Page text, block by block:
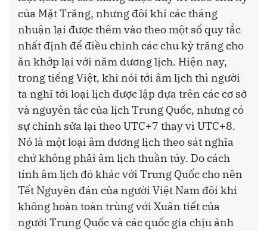
của Mặt Trăng, nhưng đôi khi các tháng
nhuận lại được thêm vào theo một số quy tắc
nhất định để điều chỉnh các chu kỳ trăng cho
ăn khớp lại với năm dương lịch. Hiện nay,
trong tiếng Việt, khi nói tới âm lịch thì người
ta nghĩ tới loại lịch được lập dựa trên các cơ sở
và nguyên tắc của lịch Trung Quốc, nhưng có
sự chỉnh sửa lại theo UTC+7 thay vì UTC+8.
Nó là một loại âm dương lịch theo sát nghĩa
chứ không phải âm lịch thuần túy. Do cách
tính âm lịch đó khác với Trung Quốc cho nên
Tết Nguyên đán của người Việt Nam đôi khi
không hoàn toàn trùng với Xuân tiết của
người Trung Quốc và các quốc gia chịu ảnh